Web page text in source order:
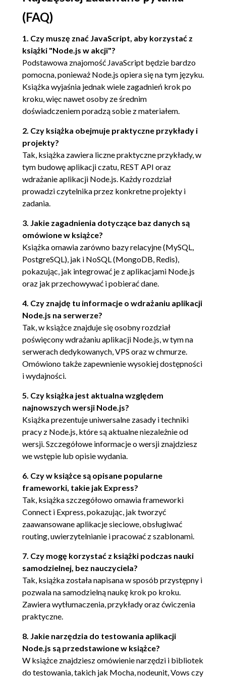
2.3.2. Dodanie plików HTML i CSS (45)
2.4. Obsługa wiadomości czatu za pomocą biblioteki
Socket.IO (46)
2.4.1. Konfiguracja serwera Socket.IO
(48)
2.4.2. Obsługa zdarzeń oraz scenariuszy
2.5. Użycie kodu JavaScript działającego po stronie
klienta do utworzenia interfejsu użytkownika
aplikacji 54
2.5.1. Przekazywanie do serwera
2.5.2. Wyświetlenie w interfejsie
użytkownika wiadomości i listy
dostępnych pokoi (55)
2.6. Podsumowanie (58)
Rozdział 3. Podstawy programowania w Node (61)
3.1. Organizacja i wielokrotne użycie kodu Node
(62)
3.1.1. Tworzenie modułu (64)
3.1.2. Dostrajanie tworzenia modułu za
pomocą module.exports (66)
3.1.3. Wielokrotne użycie modułów za
3.1.4. Zastrzeżenia (68)
3.2. Techniki programowania asynchronicznego (69)
3.2.1. Użycie wywołań zwrotnych do
obsługi zdarzeń jednorazowych (71)
3.2.2. Użycie emitera zdarzeń do obsługi
powtarzających się zdarzeń (74)
3.2.3. Wyzwania pojawiające się podczas
programowania asynchronicznego (82)
3.3. Sekwencja logiki asynchronicznej (84)
3.3.1. Kiedy stosować szeregową
kontrolę przepływu? (85)
3.3.2. Implementacja szeregowej
3.3.3. Implementacja równoległej
kontroli przepływu (89)
3.3.4. Użycie narzędzi opracowanych
przez społeczność (91)
3.4. Podsumowanie (92)
NODE (95)
Rozdział 4. Tworzenie aplikacji sieciowej w Node (97)
4.1. Podstawy dotyczące serwera HTTP (99)
(FAQ)
1. Czy muszę znać JavaScript, aby korzystać z
książki "Node.js w akcji"?
Podstawowa znajomość JavaScript będzie bardzo
pomocna, ponieważ Node.js opiera się na tym języku.
Książka wyjaśnia jednak wiele zagadnień krok po
kroku, więc nawet osoby ze średnim
doświadczeniem poradzą sobie z materiałem.
2. Czy książka obejmuje praktyczne przykłady i
projekty?
Tak, książka zawiera liczne praktyczne przykłady, w
tym budowę aplikacji czatu, REST API oraz
wdrażanie aplikacji Node.js. Każdy rozdział
prowadzi czytelnika przez konkretne projekty i
zadania.
3. Jakie zagadnienia dotyczące baz danych są
omówione w książce?
Książka omawia zarówno bazy relacyjne (MySQL,
PostgreSQL), jak i NoSQL (MongoDB, Redis),
pokazując, jak integrować je z aplikacjami Node.js
oraz jak przechowywać i pobierać dane.
4. Czy znajdę tu informacje o wdrażaniu aplikacji
Node.js na serwerze?
Tak, w książce znajduje się osobny rozdział
poświęcony wdrażaniu aplikacji Node.js, w tym na
serwerach dedykowanych, VPS oraz w chmurze.
Omówiono także zapewnienie wysokiej dostępności
i wydajności.
5. Czy książka jest aktualna względem
najnowszych wersji Node.js?
Książka prezentuje uniwersalne zasady i techniki
pracy z Node.js, które są aktualne niezależnie od
wersji. Szczegółowe informacje o wersji znajdziesz
we wstępie lub opisie wydania.
6. Czy w książce są opisane popularne
frameworki, takie jak Express?
Tak, książka szczegółowo omawia frameworki
Connect i Express, pokazując, jak tworzyć
zaawansowane aplikacje sieciowe, obsługiwać
routing, uwierzytelnianie i pracować z szablonami.
7. Czy mogę korzystać z książki podczas nauki
samodzielnej, bez nauczyciela?
Tak, książka została napisana w sposób przystępny i
pozwala na samodzielną naukę krok po kroku.
Zawiera wytłumaczenia, przykłady oraz ćwiczenia
praktyczne.
8. Jakie narzędzia do testowania aplikacji
Node.js są przedstawione w książce?
W książce znajdziesz omówienie narzędzi i bibliotek
do testowania, takich jak Mocha, nodeunit, Vows czy